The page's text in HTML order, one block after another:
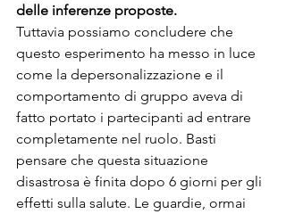
delle inferenze proposte.
Tuttavia possiamo concludere che
questo esperimento ha messo in luce
come la depersonalizzazione e il
comportamento di gruppo aveva di
fatto portato i partecipanti ad entrare
completamente nel ruolo. Basti
pensare che questa situazione
disastrosa è finita dopo 6 giorni per gli
effetti sulla salute. Le guardie, ormai